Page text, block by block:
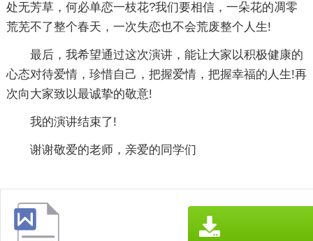
处无芳草，何必单恋一枝花?我们要相信，一朵花的凋零
荒芜不了整个春天，一次失恋也不会荒废整个人生!
最后，我希望通过这次演讲，能让大家以积极健康的
心态对待爱情，珍惜自己，把握爱情，把握幸福的人生!再
次向大家致以最诚挚的敬意!
我的演讲结束了!
谢谢敬爱的老师，亲爱的同学们